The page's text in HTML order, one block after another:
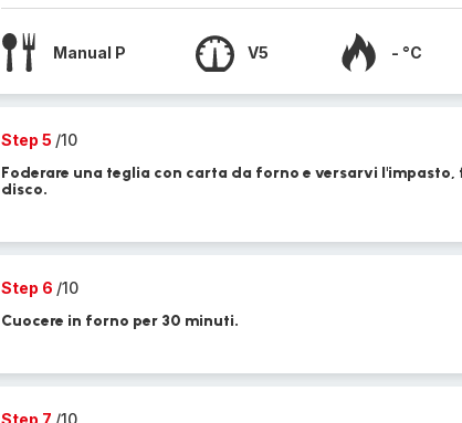
Manual P V5 - °C
Step 5 /10
Foderare una teglia con carta da forno e versarvi
disco.
Step 6 /10
Cuocere in forno per 30 minuti.
Step 7 /10